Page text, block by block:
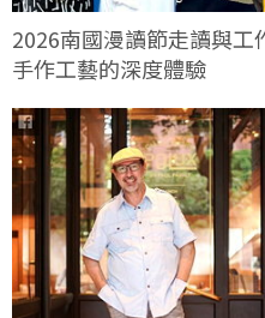
2026南國漫讀節走讀與工
手作工藝的深度體驗